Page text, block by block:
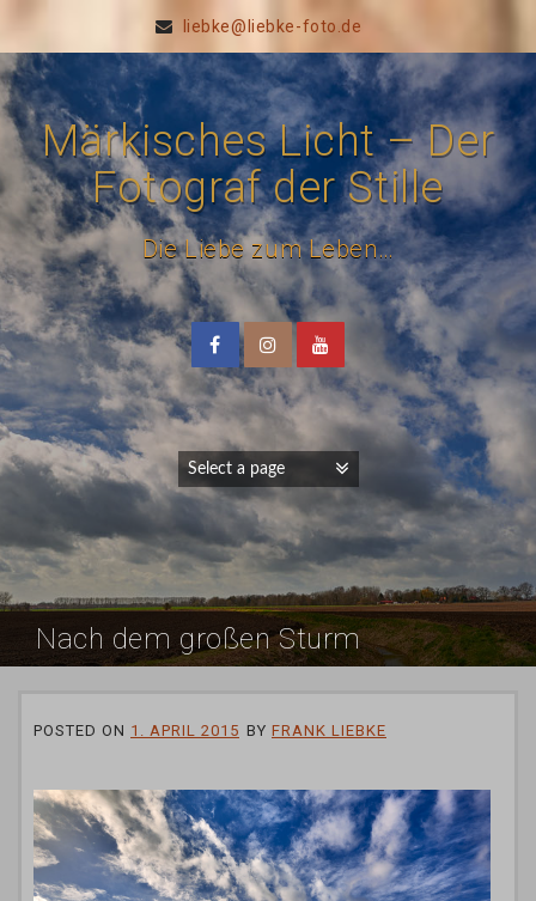
liebke@liebke-foto.de
Märkisches Licht – Der
Fotograf der Stille
Die Liebe zum Leben…
Nach dem großen Sturm
POSTED ON 1. APRIL 2015 BY FRANK LIEBKE